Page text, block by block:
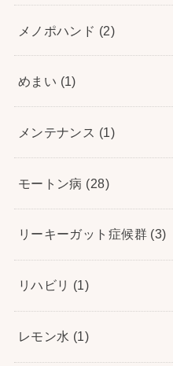
メノポハンド (2)
めまい (1)
メンテナンス (1)
モートン病 (28)
リーキーガット症候群 (3)
リハビリ (1)
レモン水 (1)